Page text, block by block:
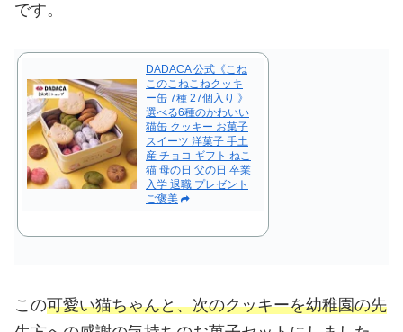
です。
DADACA 公式《こね
このこねこねクッキ
ー缶 7種 27個入り 》
選べる6種のかわいい
猫缶 クッキー お菓子
スイーツ 洋菓子 手土
産 チョコ ギフト ねこ
猫 母の日 父の日 卒業
入学 退職 プレゼント
ご褒美
この可愛い猫ちゃんと、次のクッキーを幼稚園の先